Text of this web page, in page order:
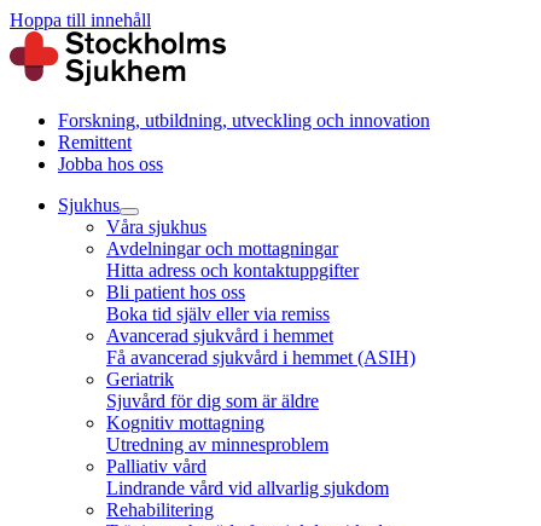
Hoppa till innehåll
Forskning, utbildning, utveckling och innovation
Remittent
Jobba hos oss
Sjukhus
Våra sjukhus
Avdelningar och mottagningar
Hitta adress och kontaktuppgifter
Bli patient hos oss
Boka tid själv eller via remiss
Avancerad sjukvård i hemmet
Få avancerad sjukvård i hemmet (ASIH)
Geriatrik
Sjuvård för dig som är äldre
Kognitiv mottagning
Utredning av minnesproblem
Palliativ vård
Lindrande vård vid allvarlig sjukdom
Rehabilitering